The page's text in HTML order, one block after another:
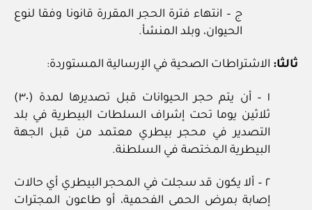
ج – انتهاء فترة الحجر المقررة قانونا وفقا لنوع
الحيوان، وبلد المنشأ.
ثالثا: الاشتراطات الصحية في الإرسالية المستوردة:
١ – أن يتم حجر الحيوانات قبل تصديرها لمدة (٣٠)
ثلاثين يوما تحت إشراف السلطات البيطرية في بلد
التصدير في محجر بيطري معتمد من قبل الجهة
البيطرية المختصة في السلطنة.
٢ – ألا يكون قد سجلت في المحجر البيطري أي حالات
إصابة بمرض الحمى الفحمية، أو طاعون المجترات